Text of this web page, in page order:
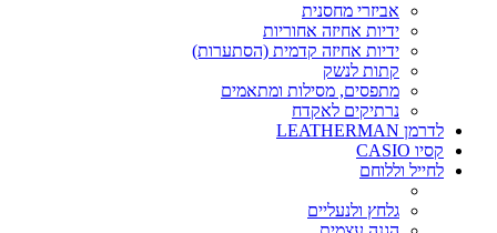
אביזרי מחסנית
ידיות אחיזה אחוריות
ידיות אחיזה קדמית (הסתערות)
קתות לנשק
מתפסים, מסילות ומתאמים
נרתיקים לאקדח
לדרמן LEATHERMAN
קסיו CASIO
לחייל וללוחם
גלחץ ולנעליים